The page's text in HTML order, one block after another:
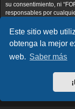
Este sitio web
obtenga la mejor
web. Saber más
su consentimiento, ni
responsables por
Inicio Índice
AcidTech byST Software
Desarrollado